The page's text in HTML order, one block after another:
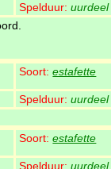
Spelduur:uurdeel
Soort:estafette
Spelduur:uurdeel
Soort:estafette
Spelduur:uurdeel